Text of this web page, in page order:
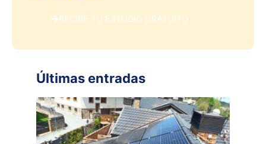
RECIBE TU ESTUDIO GRATUITO
Últimas entradas